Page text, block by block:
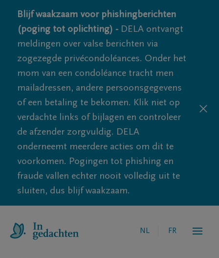
Blijf waakzaam voor phishingberichten
(poging tot oplichting) - DELA ontvangt
meldingen over valse berichten via
zogezegde privécondoléances. Onder het
mom van een condoléance tracht men
mailadressen, andere persoonsgegevens
of een betaling te bekomen. Klik niet op
verdachte links of bijlagen en controleer
de afzender zorgvuldig. DELA
onderneemt meerdere acties om dit te
voorkomen. Pogingen tot phishing en
fraude vallen echter nooit volledig uit te
sluiten, dus blijf waakzaam.
NL FR